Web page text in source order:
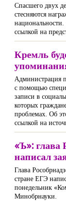
Спасшего двух
стесняются
ссылкой на
Кремль
Администрация
с помощью
записи в
которых
проблемах. Об
ссылкой на
«Ъ»: глава
написал
Глава
стране ЕГЭ
понедельник
Минобрнауки.